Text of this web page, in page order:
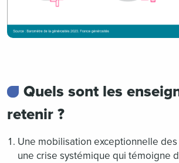
Quels sont les
retenir ?
Une mobilisation exceptionnelle des
une crise systémique qui témoigne